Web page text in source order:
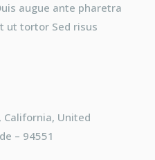
augue ante pharetra
ut tortor Sed risus
California, United
– 94551